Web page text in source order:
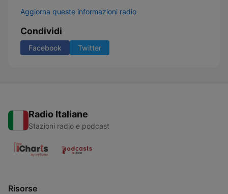
Aggiorna queste informazioni radio
Condividi
Facebook Twitter
Radio Italiane
Stazioni radio e podcast
Risorse